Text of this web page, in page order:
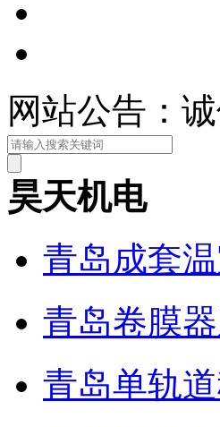
网站公告：
昊天机电
青岛成套
青岛卷膜器
青岛单轨